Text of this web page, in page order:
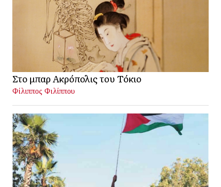
Στο μπαρ Ακρόπολις του Τόκιο
Φίλιππος Φιλίππου